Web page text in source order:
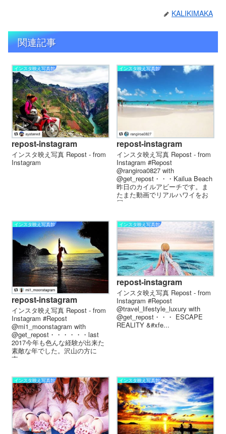
KALIKIMAKA
関連記事
インスタ映え写真館
repost-instagram
インスタ映え写真 Repost - from
Instagram
インスタ映え写真館
repost-instagram
インスタ映え写真 Repost - from
Instagram #Repost
@rangiroa0827 with
@get_repost・・・Kailua Beach
昨日のカイルアビーチです。ま
たまた動画でリアルハワイをお
届...
インスタ映え写真館
repost-instagram
インスタ映え写真 Repost - from
Instagram #Repost
@mi1_moonstagram with
@get_repost・・・・・・last
2017今年も色んな経験が出来た
素敵な年でした。沢山の方に
支...
インスタ映え写真館
repost-instagram
インスタ映え写真 Repost - from
Instagram #Repost
@travel_lifestyle_luxury with
@get_repost・・・️ ESCAPE
REALITY &#xfe...
インスタ映え写真館 インスタ映え写真館